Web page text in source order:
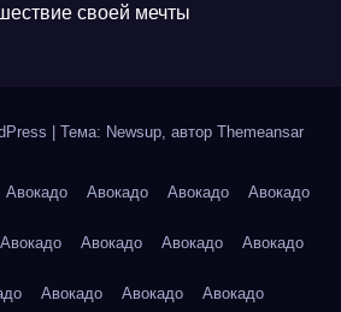
своей мечты
| Тема: Newsup, автор Themeansar
Авокадо Авокадо Авокадо Авокадо
Авокадо Авокадо Авокадо Авокадо
Авокадо Авокадо Авокадо